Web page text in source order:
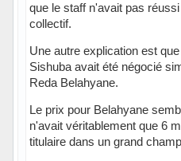
que le staff n'avait pas
collectif.
Une autre explication est
Sishuba avait été négocié
Reda Belahyane.
Le prix pour Belahyane
n'avait véritablement que 6
titulaire dans un grand